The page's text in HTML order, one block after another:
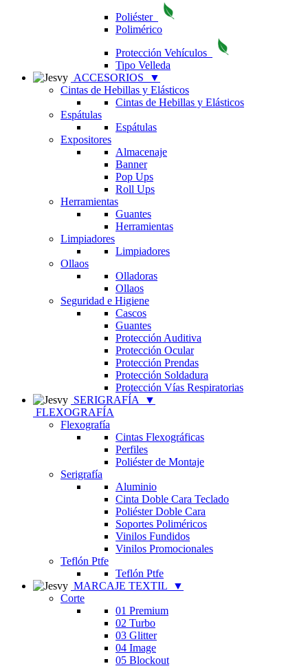
Poliéster
Polimérico
Protección Vehículos
Tipo Velleda
ACCESORIOS
▼
Cintas de Hebillas y Elásticos
Cintas de Hebillas y Elásticos
Espátulas
Espátulas
Expositores
Almacenaje
Banner
Pop Ups
Roll Ups
Herramientas
Guantes
Herramientas
Limpiadores
Limpiadores
Ollaos
Olladoras
Ollaos
Seguridad e Higiene
Cascos
Guantes
Protección Auditiva
Protección Ocular
Protección Prendas
Protección Soldadura
Protección Vías Respiratorias
SERIGRAFÍA
▼
FLEXOGRAFÍA
Flexografía
Cintas Flexográficas
Perfiles
Poliéster de Montaje
Serigrafía
Aluminio
Cinta Doble Cara Teclado
Poliéster Doble Cara
Soportes Poliméricos
Vinilos Fundidos
Vinilos Promocionales
Teflón Ptfe
Teflón Ptfe
MARCAJE TEXTIL
▼
Corte
01 Premium
02 Turbo
03 Glitter
04 Image
05 Blockout